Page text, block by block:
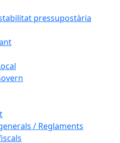
pressupostària
/ Reglaments